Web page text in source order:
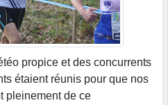
propice et des concurrents
étaient réunis pour que nos
pleinement de ce